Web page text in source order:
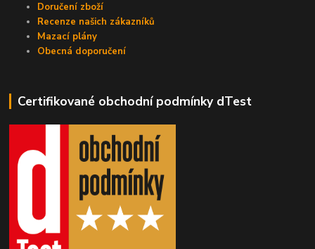
Doručení zboží
Recenze našich zákazníků
Mazací plány
Obecná doporučení
Certifikované obchodní podmínky dTest